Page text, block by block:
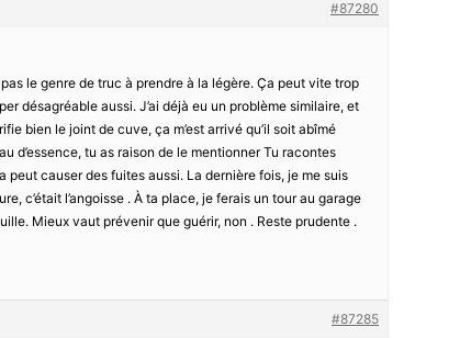
#87280
pas le genre de truc à prendre à la légère. Ça peut vite trop
désagréable aussi. J’ai déjà eu un problème similaire, et
bien le joint de cuve, ça m’est arrivé qu’il soit abîmé
d’essence, tu as raison de le mentionner Tu racontes
peut causer des fuites aussi. La dernière fois, je me suis
c’était l’angoisse . À ta place, je ferais un tour au garage
Mieux vaut prévenir que guérir, non . Reste prudente .
#87285